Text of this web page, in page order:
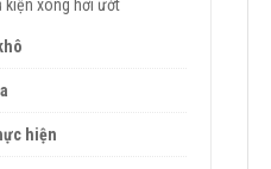
kiện xông hơi ướt
hiện